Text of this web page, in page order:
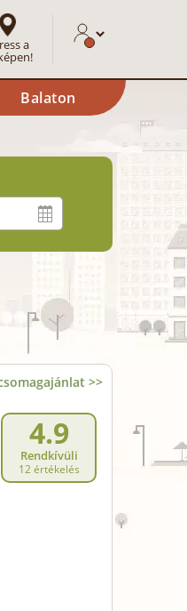
a
Balaton
>>
4.9
Rendkívüli
12 értékelés